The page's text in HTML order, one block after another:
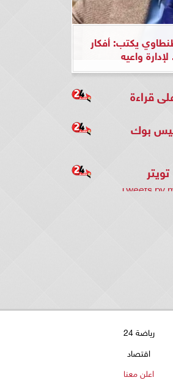
يكتب: أفكار
واعيه
قراءة
بوك
تويتر
Tweets by
رياضة 24
اقتصاد
اعلن معنا